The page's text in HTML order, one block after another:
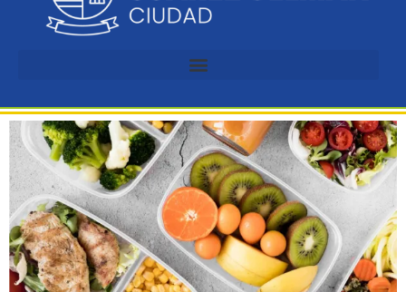
Preinscripción al curso de
cocina especial viandas